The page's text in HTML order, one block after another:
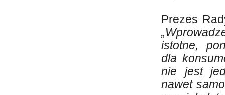
Prezes
istotne,
dla
nie jest
nawet